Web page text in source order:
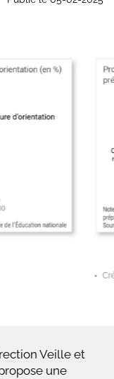
Veille et
une